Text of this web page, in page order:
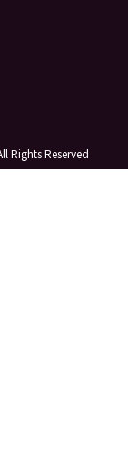
Rights Reserved